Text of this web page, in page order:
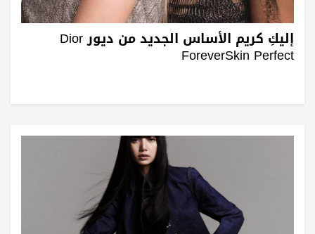
إليكِ كريم الأساس الجديد من ديور Dior
ForeverSkin Perfect